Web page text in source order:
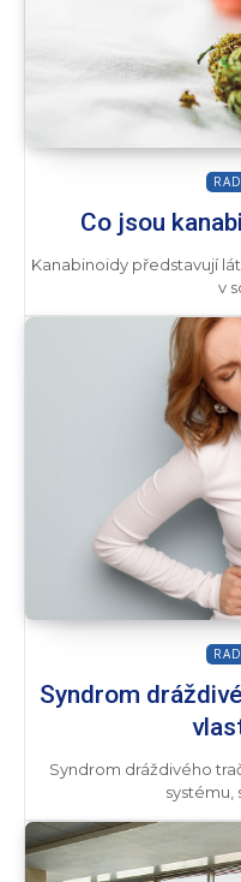
Co jsou
Kanabinoidy představují
v
Syndrom
Syndrom dráždivého
systému,